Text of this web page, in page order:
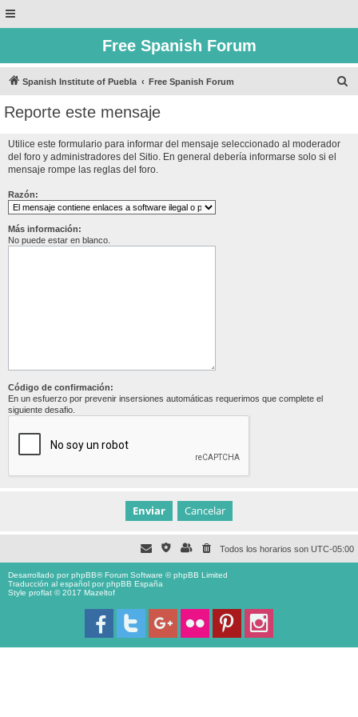
Free Spanish Forum
Spanish Institute of Puebla Free Spanish Forum
Reporte este mensaje
Utilice este formulario para informar del mensaje seleccionado al moderador
del foro y administradores del Sitio. En general debería informarse solo si el
mensaje rompe las reglas del foro.
Razón:
Más información:
No puede estar en blanco.
Código de confirmación:
En un esfuerzo por prevenir insersiones automáticas requerimos que complete el
siguiente desafio.
Todos los horarios son UTC-05:00
Desarrollado porphpBB® Forum Software © phpBB Limited
Traducción al español porphpBB España
Style proflat © 2017 Mazeltof